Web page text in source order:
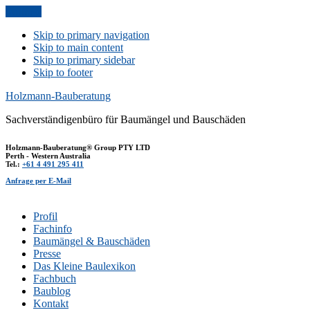
Skip to primary navigation
Skip to main content
Skip to primary sidebar
Skip to footer
Holzmann-Bauberatung
Sachverständigenbüro für Baumängel und Bauschäden
Holzmann-Bauberatung® Group PTY LTD
Perth - Western Australia
Tel.: +61 4 491 295 411
Anfrage per E-Mail
Profil
Fachinfo
Baumängel & Bauschäden
Presse
Das Kleine Baulexikon
Fachbuch
Baublog
Kontakt